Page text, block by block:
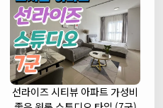
선라이즈 시티뷰 아파트 가성비